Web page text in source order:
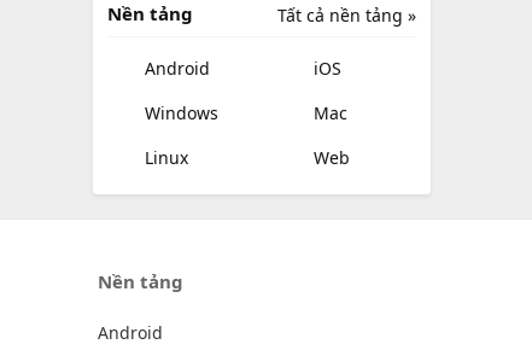
Tất cả nền tảng »
Nền tảng
Android
iOS
Windows
Mac
Linux
Web
Nền tảng
Android